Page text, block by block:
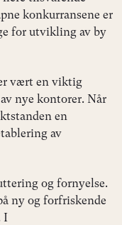
konkurransene er
for utvikling av by
vært en viktig
nye kontorer. Når
en
av
og fornyelse.
ny og forfriskende
I